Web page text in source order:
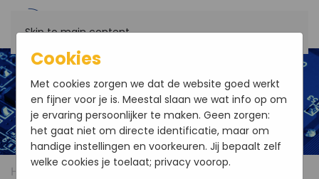
Skip to main content
Home Products
Graphics, Imaging and Video
Cookies
Met cookies zorgen we dat de website goed werkt
en fijner voor je is. Meestal slaan we wat info op om
je ervaring persoonlijker te maken. Geen zorgen:
het gaat niet om directe identificatie, maar om
handige instellingen en voorkeuren. Jij bepaalt zelf
welke cookies je toelaat; privacy voorop.